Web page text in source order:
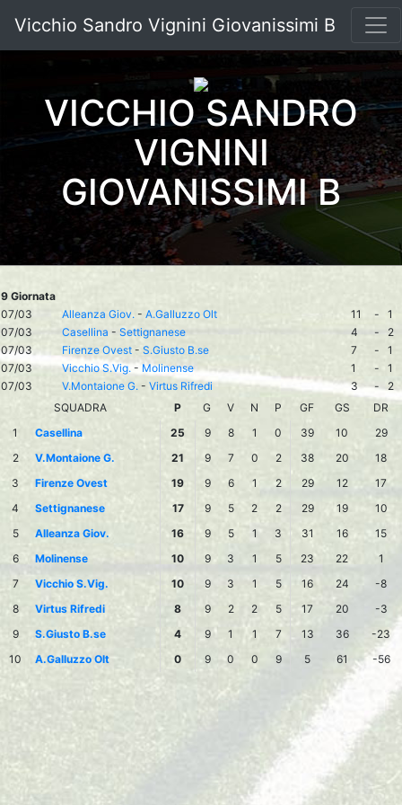
Vicchio Sandro Vignini Giovanissimi B
VICCHIO SANDRO
VIGNINI
GIOVANISSIMI B
9 Giornata
07/03
Alleanza Giov. - A.Galluzzo Olt 11 -
1
07/03
Casellina - Settignanese 4 -
2
07/03
Firenze Ovest - S.Giusto B.se 7 -
1
07/03
Vicchio S.Vig. - Molinense 1 -
1
07/03
V.Montaione G. - Virtus Rifredi 3 -
2
SQUADRA
P G V N P GF GS
DR
1
Casellina 25 9 8 1 0 39 10
29
2
V.Montaione G. 21 9 7 0 2 38 20
18
3
Firenze Ovest 19 9 6 1 2 29 12
17
4
Settignanese 17 9 5 2 2 29 19
10
5
Alleanza Giov. 16 9 5 1 3 31 16
15
6
Molinense 10 9 3 1 5 23 22
1
7
Vicchio S.Vig. 10 9 3 1 5 16 24
-8
8
Virtus Rifredi 8 9 2 2 5 17 20
-3
9
S.Giusto B.se 4 9 1 1 7 13 36
-23
10
A.Galluzzo Olt 0 9 0 0 9 5 61 -56